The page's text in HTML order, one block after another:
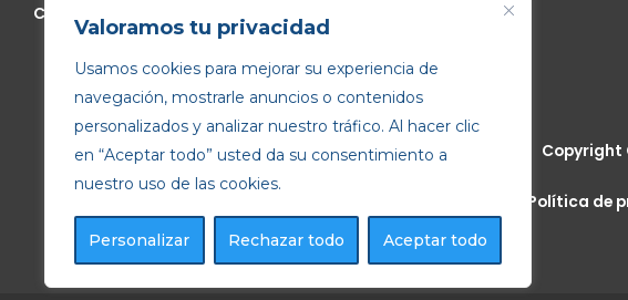
Valoramos tu privacidad
Usamos cookies para mejorar su experiencia de
navegación, mostrarle anuncios o contenidos
personalizados y analizar nuestro tráfico. Al hacer clic
en “Aceptar todo” usted da su consentimiento a
nuestro uso de las cookies.
Personalizar Rechazar todo Aceptar todo
Calle de Génova, 13, 28004 Madrid
Copyright
Política de